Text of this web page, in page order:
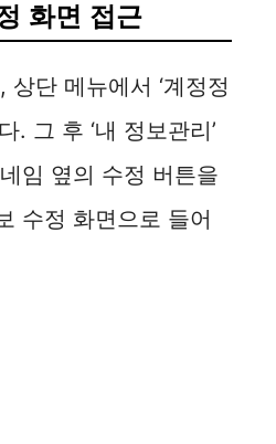
화면 접근
단 메뉴에서 ‘계정정
. 그 후 ‘내 정보관리’
임 옆의 수정 버튼을
수정 화면으로 들어